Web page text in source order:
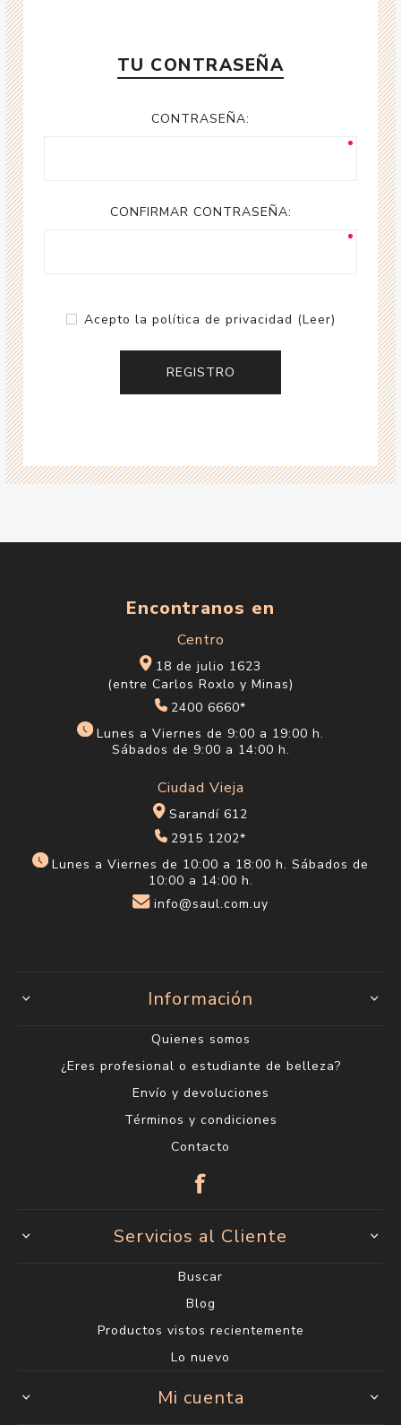
TU CONTRASEÑA
CONTRASEÑA:
CONFIRMAR CONTRASEÑA:
Acepto la política de privacidad (Leer)
Encontranos en
Centro
18 de julio 1623
(entre Carlos Roxlo y Minas)
2400 6660*
Lunes a Viernes de 9:00 a 19:00 h.
Sábados de 9:00 a 14:00 h.
Ciudad Vieja
Sarandí 612
2915 1202*
Lunes a Viernes de 10:00 a 18:00 h. Sábados de
10:00 a 14:00 h.
info@saul.com.uy
Información
Quienes somos
¿Eres profesional o estudiante de belleza?
Envío y devoluciones
Términos y condiciones
Contacto
Servicios al Cliente
Buscar
Blog
Productos vistos recientemente
Lo nuevo
Mi cuenta